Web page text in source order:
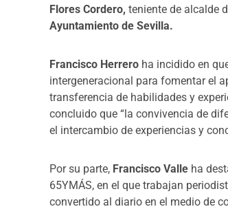
Flores Cordero, teniente de alcalde
Ayuntamiento de Sevilla.
Francisco Herrero ha incidido en
intergeneracional para fomentar el
transferencia de habilidades y
concluido que “la convivencia de
el intercambio de experiencias y
Por su parte, Francisco Valle ha
65YMÁS, en el que trabajan
convertido al diario en el medio de